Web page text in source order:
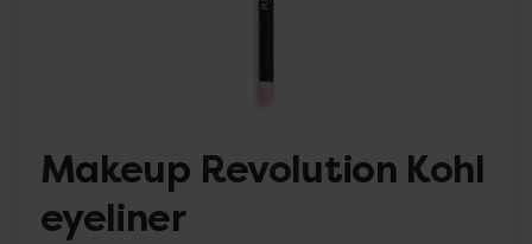
Makeup Revolution Kohl
eyeliner